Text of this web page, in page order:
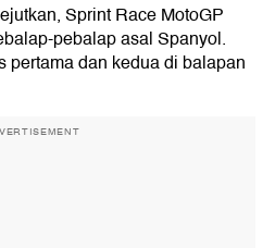
Sprint Race MotoGP
pebalap asal Spanyol.
pertama dan kedua di balapan